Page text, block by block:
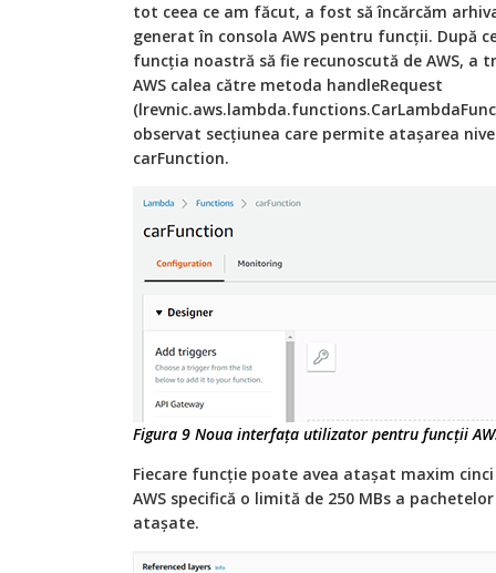
tot ceea ce am făcut, a fost să încărcăm
generat în consola AWS pentru funcții. După
funcția noastră să fie recunoscută de AWS, a
AWS calea către metoda handleRequest
observat secțiunea care permite atașarea
carFunction.
Figura 9 Noua interfața utilizator pentru funcții
Fiecare funcție poate avea atașat maxim
AWS specifică o limită de 250 MBs a
atașate.